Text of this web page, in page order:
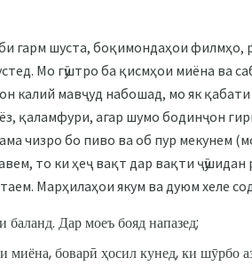
гарм шуста, боқимондаҳои филмҳо,
Мо гӯштро ба қисмҳои миёна ва
калий мавҷуд набошад, мо як
қаламфури, агар шумо бодинҷон
чизро бо пиво ва об пур мекунем
то ки ҳеҷ вақт дар вақти
Марҳилаҳои якум ва дуюм хеле
баланд. Дар моеъ бояд напазед;
миёна, боварӣ ҳосил кунед, ки шӯрбо